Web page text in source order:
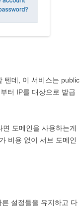
텐데, 이 서비스는 public
터 IP를 대상으로 발급
도메인을 사용하는게
비용 없이 서브 도메인
설정들을 유지하고 다